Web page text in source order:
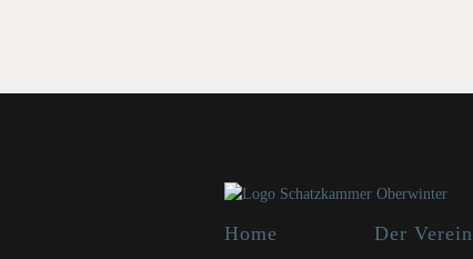
Home Der Verein